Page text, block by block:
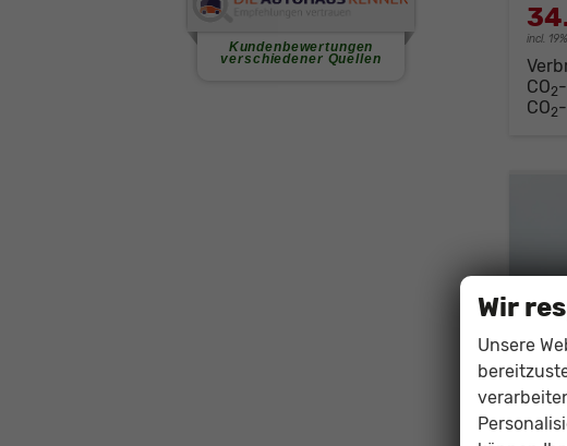
incl.
CO2
CO2
Wir
Unsere